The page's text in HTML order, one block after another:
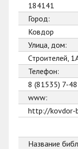
184141
Город:
Ковдор
Улица, дом:
Строителей,
Телефон:
8 (81535) 7-
www:
http://kovdor-
Название